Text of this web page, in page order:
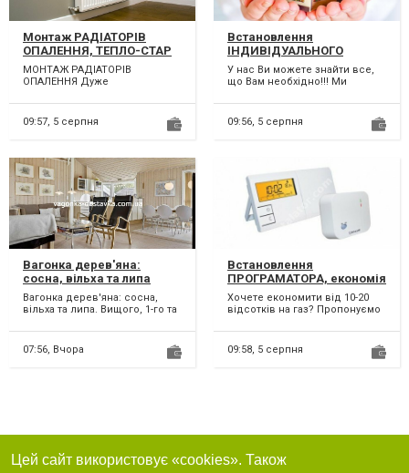
Монтаж РАДІАТОРІВ
ОПАЛЕННЯ, ТЕПЛО-СТАР
МОНТАЖ РАДІАТОРІВ
ОПАЛЕННЯ Дуже
підходити до питання монтажу
радіаторів опал...
09:57, 5 серпня
Встановлення
ІНДИВІДУАЛЬНОГО
ОПАЛЕННЯ
У нас Ви можете знайти все,
що Вам необхідно!!! Ми
домі тепло, адже ми які...
09:56, 5 серпня
Вагонка дерев'яна:
сосна, вільха та липа
Вагонка дерев'яна: сосна,
вільха та липа. Вищого, 1-го та
Безшовна....
07:56, Вчора
Встановлення
ПРОГРАМАТОРА, економія
від 10-20 відсотків газу
Хочете економити від 10-20
відсотків на газ? Пропонуємо
опалення. Навіть я...
09:58, 5 серпня
Цей сайт використовує «cookies». Також